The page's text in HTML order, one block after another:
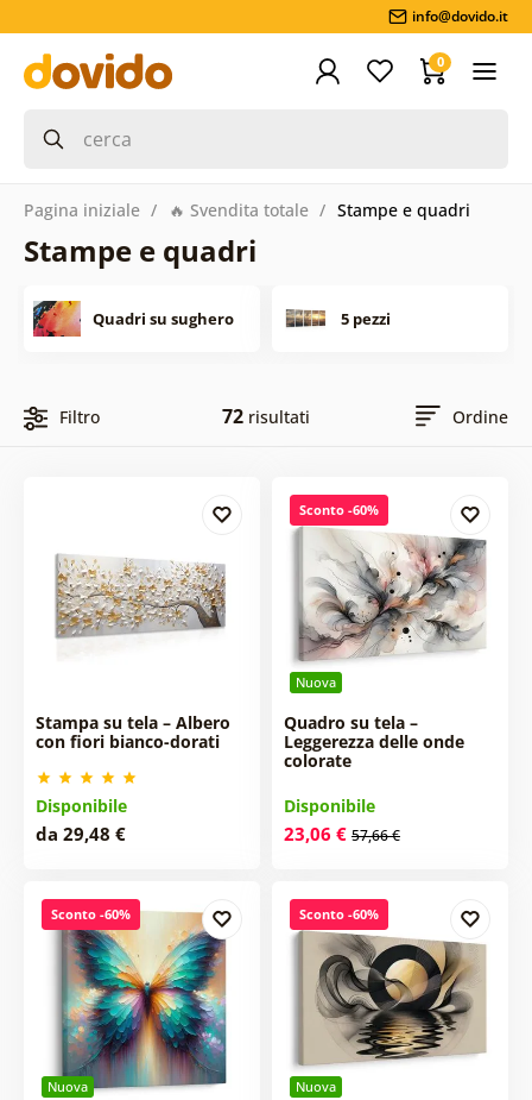
info@dovido.it
0
Pagina iniziale 🔥 Svendita totale Stampe e quadri
Stampe e quadri
Quadri su sughero 5 pezzi
Filtro 72 risultati Ordine
Stampa su tela – Albero
con fiori bianco-dorati
Disponibile
da 29,48 €
Nuova
Sconto -60%
Quadro su tela –
Leggerezza delle onde
colorate
Disponibile
23,06 € 57,66 €
Nuova
Sconto -60%
Nuova
Sconto -60%